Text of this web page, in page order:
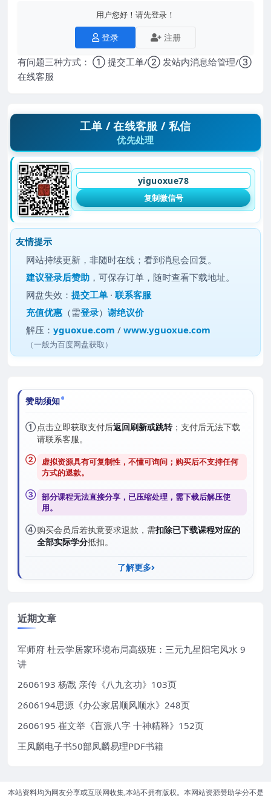
用户您好！请先登录！
登录 注册
有问题三种方式： ① 提交工单/② 发站内消息给管理/③
在线客服
工单 / 在线客服 / 私信
优先处理
yiguoxue78
复制微信号
友情提示
网站持续更新，非随时在线；看到消息会回复。
建议登录后赞助 ，可保存订单，随时查看下载地址。
网盘失效：提交工单 ·联系客服
充值优惠 （需登录）谢绝议价
解压：yguoxue.com /www.yguoxue.com
（一般为百度网盘获取）
赞助须知
①点击立即获取支付后返回刷新或跳转；支付后无法下载
请联系客服。
② 虚拟资源具有可复制性，不懂可询问；购买后不支持任何
方式的退款。
③ 部分课程无法直接分享，已压缩处理，需下载后解压使
用。
④购买会员后若执意要求退款，需扣除已下载课程对应的
全部实际学分抵扣。
了解更多
近期文章
军师府 杜云学居家环境布局高级班：三元九星阳宅风水 9
讲
2606193 杨戬 亲传《八九玄功》103页
2606194思源《办公家居顺风顺水》248页
2606195 崔文举《盲派八字 十神精释》152页
王凤麟电子书50部凤麟易理PDF书籍
本站资料均为网友分享或互联网收集,本站不拥有版权。本网站资源赞助学分不是